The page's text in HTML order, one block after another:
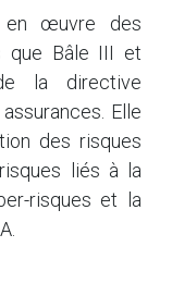
en œuvre des
que Bâle III et
la directive
Elle
des risques
liés à la
risques et la